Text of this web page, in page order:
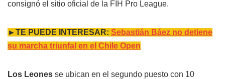
consignó el sitio oficial de la FIH Pro League.
►TE PUEDE INTERESAR: Sebastián Báez no detiene
su marcha triunfal en el Chile Open
Los Leones se ubican en el segundo puesto con 10